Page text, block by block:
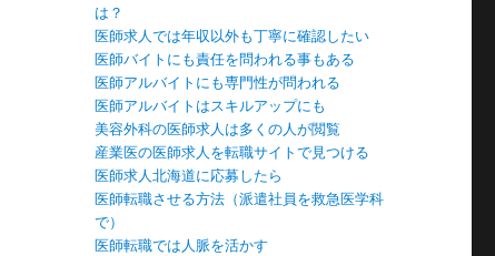
は？
医師求人では年収以外も丁寧に確認したい
医師バイトにも責任を問われる事もある
医師アルバイトにも専門性が問われる
医師アルバイトはスキルアップにも
美容外科の医師求人は多くの人が閲覧
産業医の医師求人を転職サイトで見つける
医師求人北海道に応募したら
医師転職させる方法（派遣社員を救急医学科
で）
医師転職では人脈を活かす